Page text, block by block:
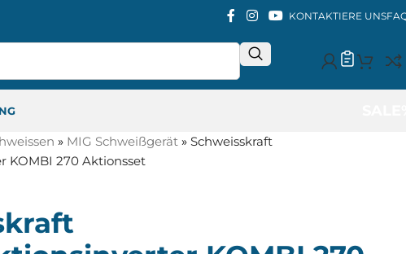
KONTAKTIERE UNS
» MIG Schweißgerät » Schweisskraft
KOMBI 270 Aktionsset